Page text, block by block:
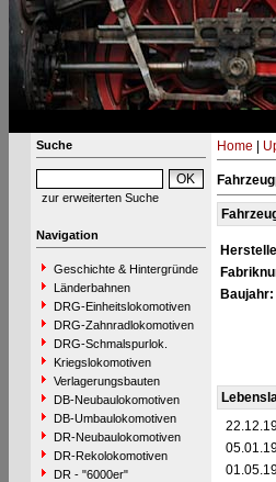
Suche
zur erweiterten Suche
Navigation
Geschichte & Hintergründe
Länderbahnen
DRG-Einheitslokomotiven
DRG-Zahnradlokomotiven
DRG-Schmalspurlok.
Kriegslokomotiven
Verlagerungsbauten
DB-Neubaulokomotiven
DB-Umbaulokomotiven
DR-Neubaulokomotiven
DR-Rekolokomotiven
DR - "6000er"
Home
Baujahr: